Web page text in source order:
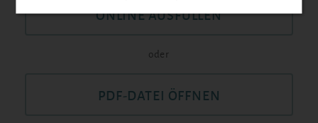
ONLINE AUSFÜLLEN
oder
PDF-DATEI ÖFFNEN